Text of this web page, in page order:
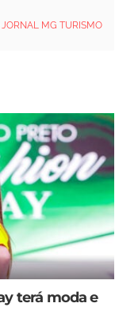
JORNAL MG TURISMO
terá moda e